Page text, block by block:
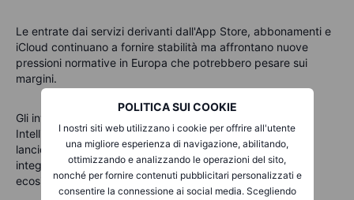
POLITICA SUI COOKIE
I nostri siti web utilizzano i cookie per offrire all'utente
una migliore esperienza di navigazione, abilitando,
ottimizzando e analizzando le operazioni del sito,
nonché per fornire contenuti pubblicitari personalizzati e
consentire la connessione ai social media. Scegliendo
Le entrate dai servizi derivanti dall'App Store, abbonamenti e
iCloud continuano a fornire stabilità ma affrontano nuove
pressioni normative in Europa che potrebbero pesare sui
margini.
Gli investitori cercheranno anche aggiornamenti su Apple
Intelligence, il nuovo suite di funzionalità IA dell'azienda. Il
lancio sarà lento, ma rappresenta il tentativo di Apple di
integrare l'intelligenza artificiale in modo fluido nel suo
ecosistema hardware.